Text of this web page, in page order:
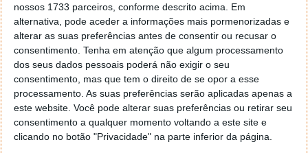
nossos 1733 parceiros, conforme descrito acima. Em
alternativa, pode aceder a informações mais pormenorizadas e
alterar as suas preferências antes de consentir ou recusar o
consentimento. Tenha em atenção que algum processamento
dos seus dados pessoais poderá não exigir o seu
consentimento, mas que tem o direito de se opor a esse
processamento. As suas preferências serão aplicadas apenas a
este website. Você pode alterar suas preferências ou retirar seu
consentimento a qualquer momento voltando a este site e
clicando no botão "Privacidade" na parte inferior da página.
De referir que o Governo manteve, para 2018, o
incentivo que pode chegar aos 2250 euros na compra
de carros 100% elétricos, enquanto que quem
comprar veículos de duas rodas irá receber 20% do
valor de compra, até ao máximo de 400 euros. A
dotação global é de 2,65 milhões de euros.
Via